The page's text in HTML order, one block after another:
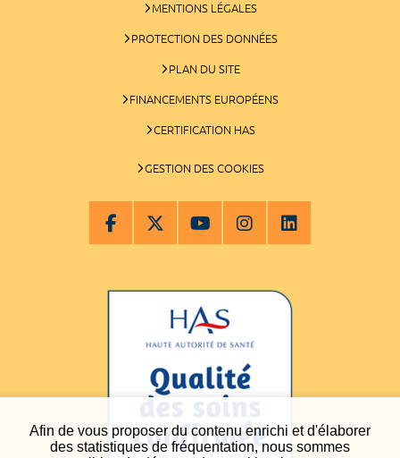
Afin de vous proposer du contenu enrichi et d'élaborer
des statistiques de fréquentation, nous sommes
MENTIONS LÉGALES
PROTECTION DES DONNÉES
PLAN DU SITE
FINANCEMENTS EUROPÉENS
CERTIFICATION HAS
GESTION DES COOKIES